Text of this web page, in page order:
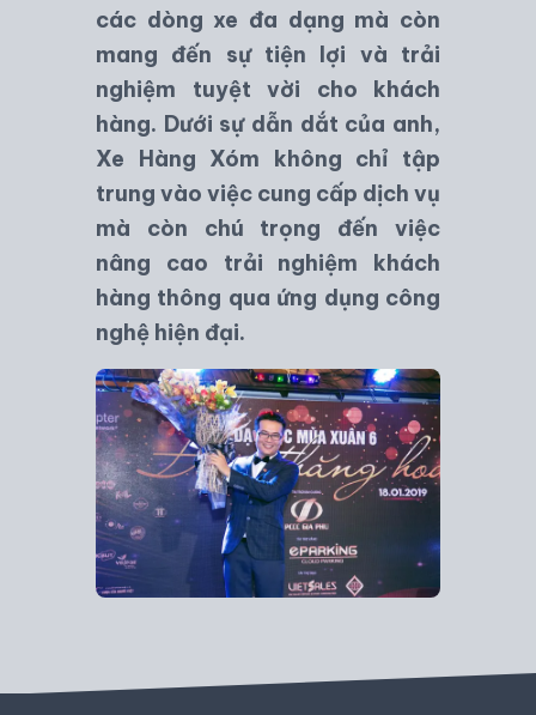
các dòng xe đa dạng mà còn
mang đến sự tiện lợi và trải
nghiệm tuyệt vời cho khách
hàng. Dưới sự dẫn dắt của anh,
Xe Hàng Xóm không chỉ tập
trung vào việc cung cấp dịch vụ
mà còn chú trọng đến việc
nâng cao trải nghiệm khách
hàng thông qua ứng dụng công
nghệ hiện đại.